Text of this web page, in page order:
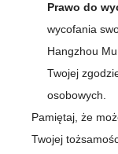
Prawo do
wycofania
Hangzhou
Twojej
osobowych.
Pamiętaj, że
Twojej